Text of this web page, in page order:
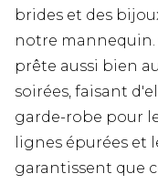
brides et des
notre mannequin.
prête aussi bien
soirées, faisant
garde-robe pour
lignes épurées et
garantissent que